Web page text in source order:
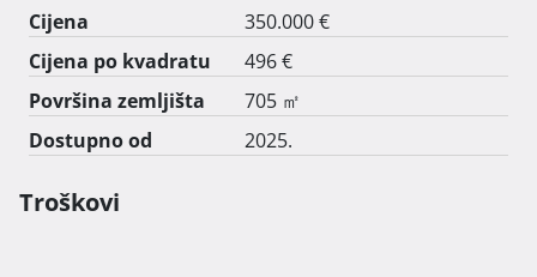
rješenje i projekte za sve uvjete, prilazni put, struja,
voda, odvodnja, kanalizacija-bio diskovi.
Cijena
350.000 €
Cijena po kvadratu
496 €
Površina zemljišta
705 ㎡
Dostupno od
2025.
Troškovi